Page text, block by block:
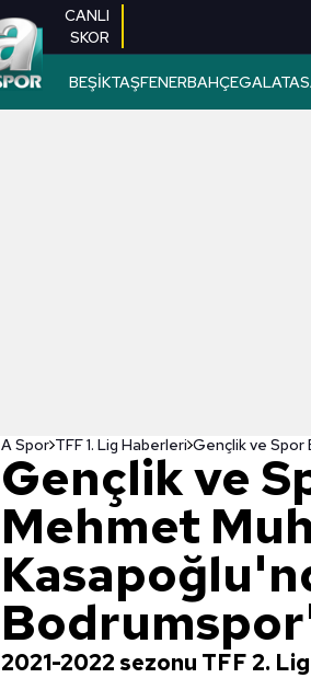
CANLI
SKOR
BEŞİKTAŞFENERBAHÇE
A Spor TFF 1. Lig Haberleri
Gençlik ve
Mehmet
2021-2022 sezonu TFF 2.